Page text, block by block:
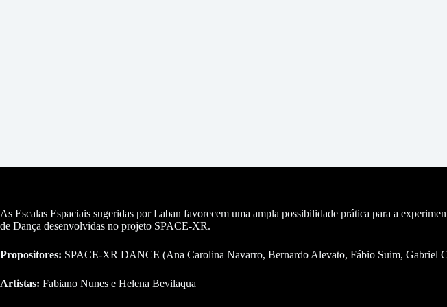
As Escalas Espaciais sugeridas por Laban favorecem uma ampla possibilidade prática para a
de Dança desenvolvidas no projeto SPACE-XR.
Propositores: SPACE-XR DANCE (Ana Carolina Navarro, Bernardo Alevato, Fábio Suim, Gabriel
Artistas: Fabiano Nunes e Helena Bevilaqua